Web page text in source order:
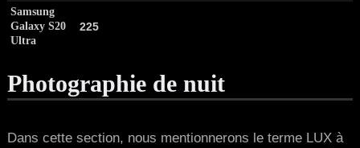
Samsung
Galaxy S20
Ultra
225
Photographie de nuit
Dans cette section, nous mentionnerons le terme LUX à